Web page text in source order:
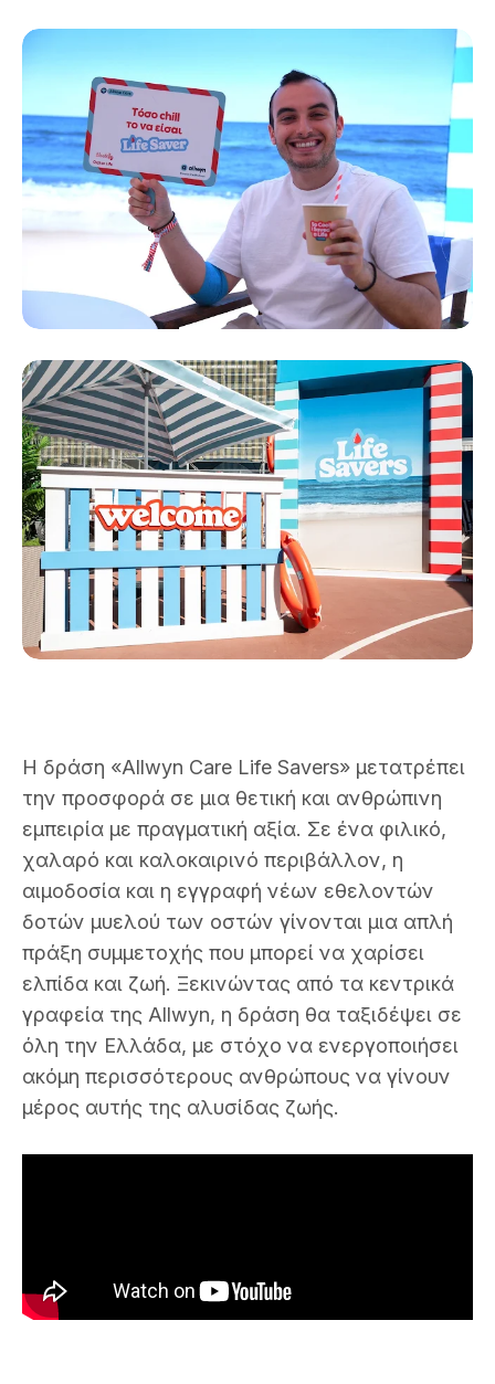
Η δράση «Allwyn Care Life Savers» μετατρέπει
την προσφορά σε μια θετική και ανθρώπινη
εμπειρία με πραγματική αξία. Σε ένα φιλικό,
χαλαρό και καλοκαιρινό περιβάλλον, η
αιμοδοσία και η εγγραφή νέων εθελοντών
δοτών μυελού των οστών γίνονται μια απλή
πράξη συμμετοχής που μπορεί να χαρίσει
ελπίδα και ζωή. Ξεκινώντας από τα κεντρικά
γραφεία της Allwyn, η δράση θα ταξιδέψει σε
όλη την Ελλάδα, με στόχο να ενεργοποιήσει
ακόμη περισσότερους ανθρώπους να γίνουν
μέρος αυτής της αλυσίδας ζωής.